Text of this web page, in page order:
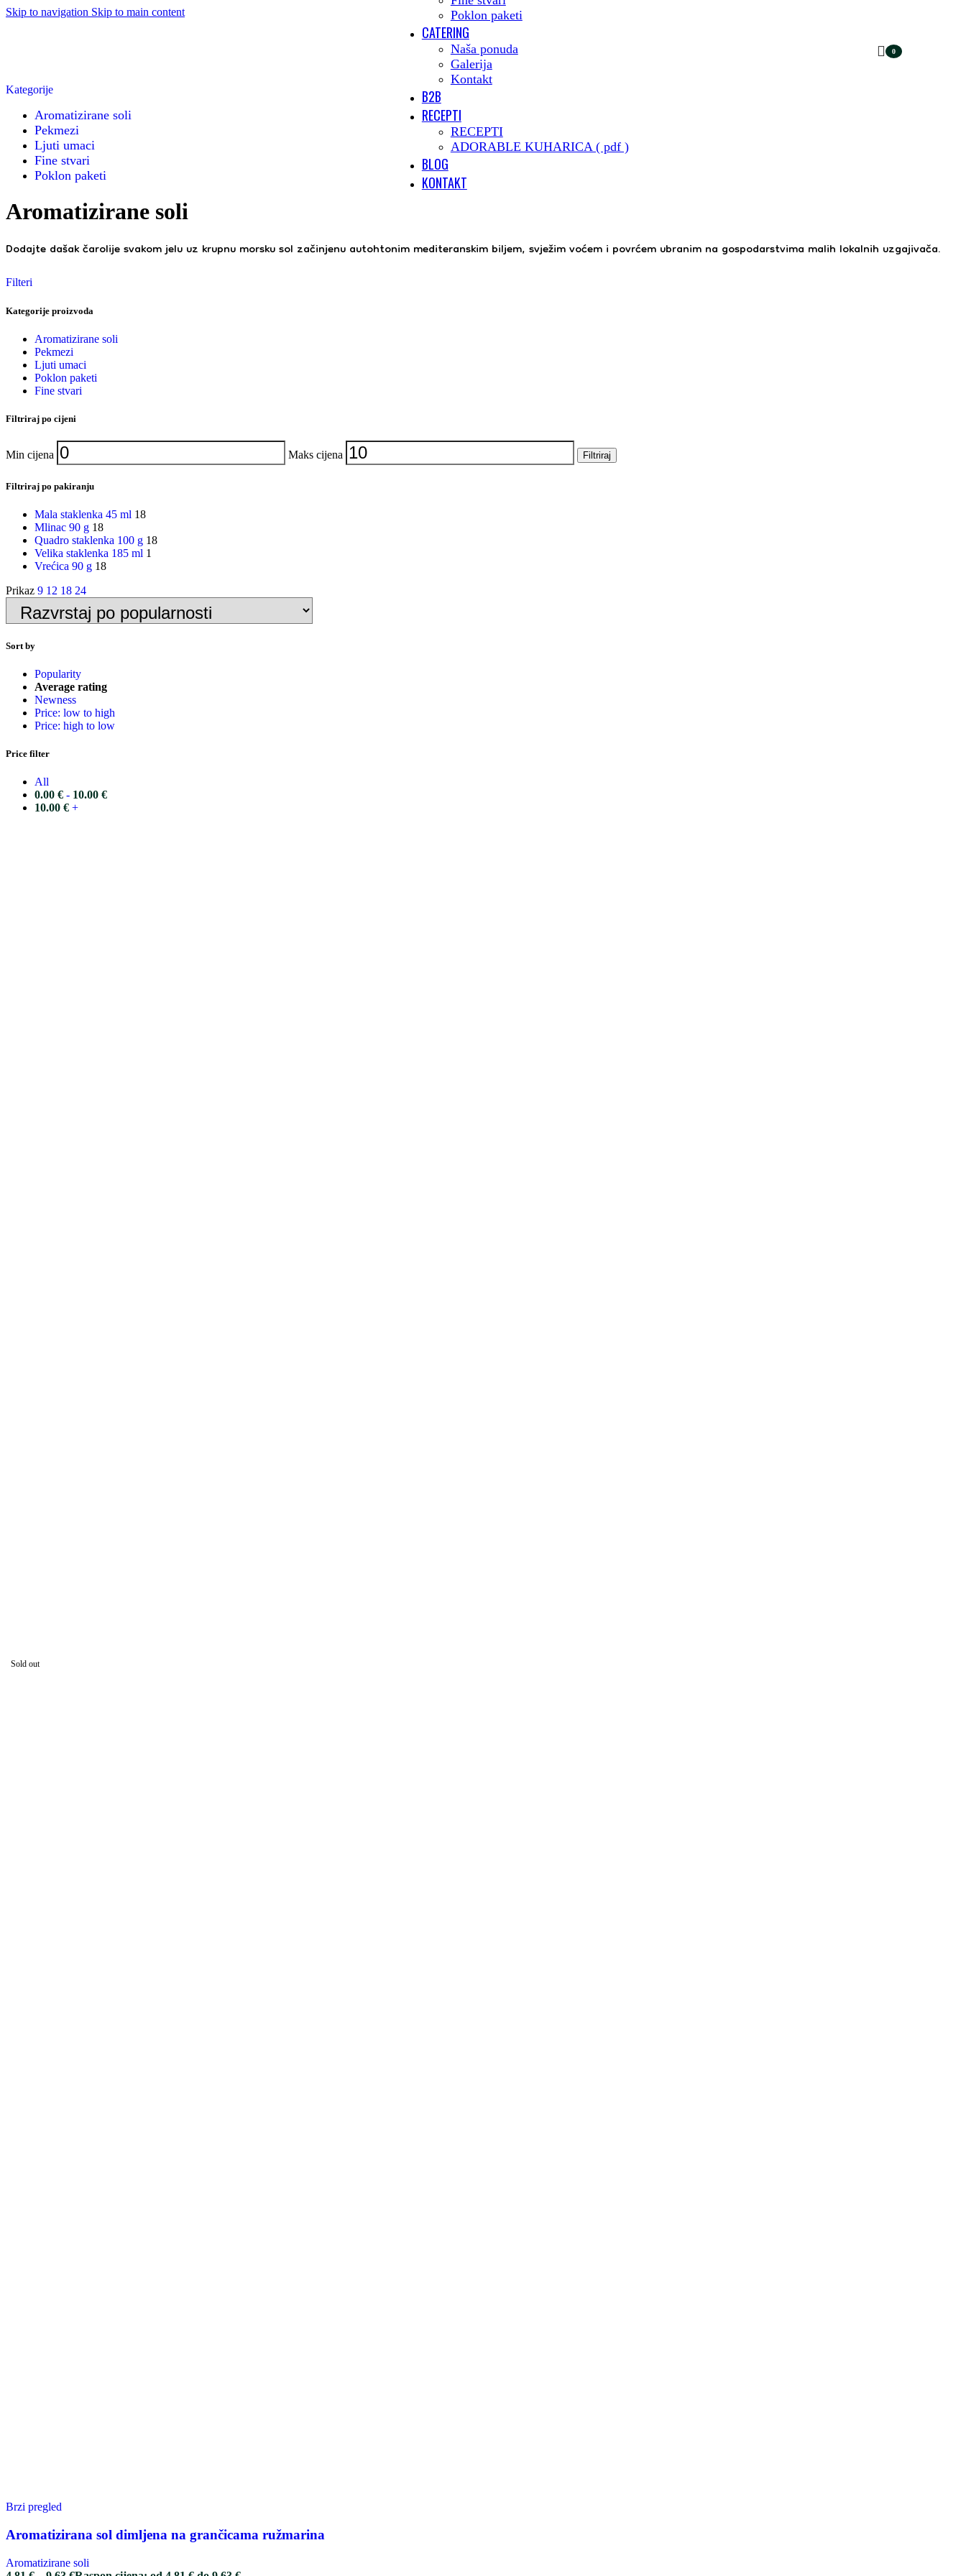
Skip to navigation Skip to main content
Poklon paketi
CATERING
Naša ponuda
Galerija
Kontakt
B2B
RECEPTI
RECEPTI
ADORABLE KUHARICA ( pdf )
BLOG
KONTAKT
0
Kategorije
Aromatizirane soli
Pekmezi
Ljuti umaci
Fine stvari
Poklon paketi
Aromatizirane soli
Dodajte dašak čarolije svakom jelu uz krupnu morsku sol začinjenu autohtonim mediteranskim biljem, svježim voćem i povrćem ubranim na gospodarstvima malih lokalnih uzgajivača.
Filteri
Kategorije proizvoda
Aromatizirane soli
Pekmezi
Ljuti umaci
Poklon paketi
Fine stvari
Filtriraj po cijeni
Min cijena Maks cijena Filtriraj
Filtriraj po pakiranju
Mala staklenka 45 ml 18
Mlinac 90 g 18
Quadro staklenka 100 g 18
Velika staklenka 185 ml 1
Vrećica 90 g 18
Prikaz 9 12 18 24
Sort by
Popularity
Average rating
Newness
Price: low to high
Price: high to low
Price filter
All
0.00 € - 10.00 €
10.00 € +
Sold out
Brzi pregled
Aromatizirana sol dimljena na grančicama ružmarina
Aromatizirane soli